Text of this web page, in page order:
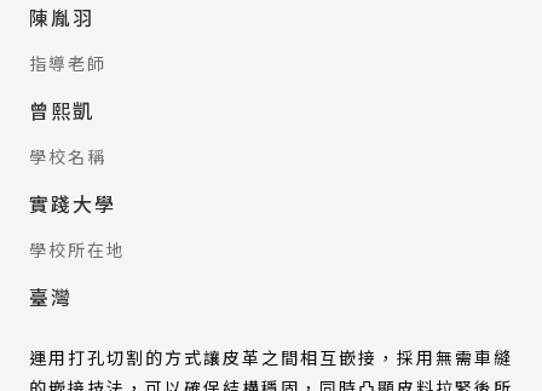
陳胤羽
指導老師
曾熙凱
學校名稱
實踐大學
學校所在地
臺灣
運用打孔切割的方式讓皮革之間相互嵌接，採用無需車縫